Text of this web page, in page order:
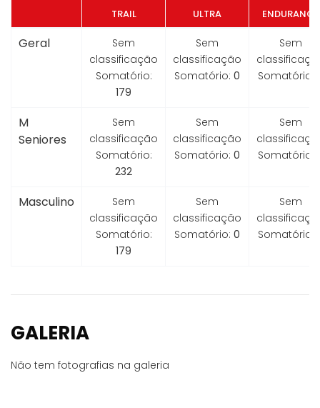
TRAIL ULTRA ENDURANCE
Geral
Sem
classificação
Somatório:
179
Sem
classificação
Somatório: 0
Sem
Somatório:
M
Seniores
Sem
classificação
Somatório:
232
Sem
classificação
Somatório: 0
Sem
Somatório:
Masculino
Sem
classificação
Somatório:
179
Sem
classificação
Somatório: 0
Sem
Somatório:
GALERIA
Não tem fotografias na galeria